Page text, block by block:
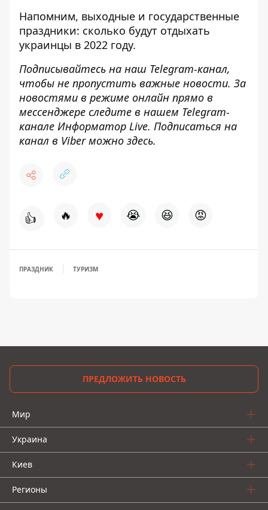
Напомним, выходные и государственные
праздники: сколько будут отдыхать
украинцы в 2022 году.
Подписывайтесь на наш Telegram-канал,
чтобы не пропустить важные новости. За
новостями в режиме онлайн прямо в
мессенджере следите в нашем Telegram-
канале Информатор Live. Подписаться на
канал в Viber можно здесь.
👍 🔥 ♥ 😭 😆 😡
ПРАЗДНИК ТУРИЗМ
ПРЕДЛОЖИТЬ НОВОСТЬ
Мир
Украина
Киев
Регионы